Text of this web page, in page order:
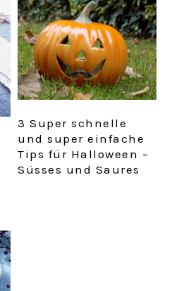
3 Super schnelle
und super einfache
Tips für Halloween –
Süsses und Saures